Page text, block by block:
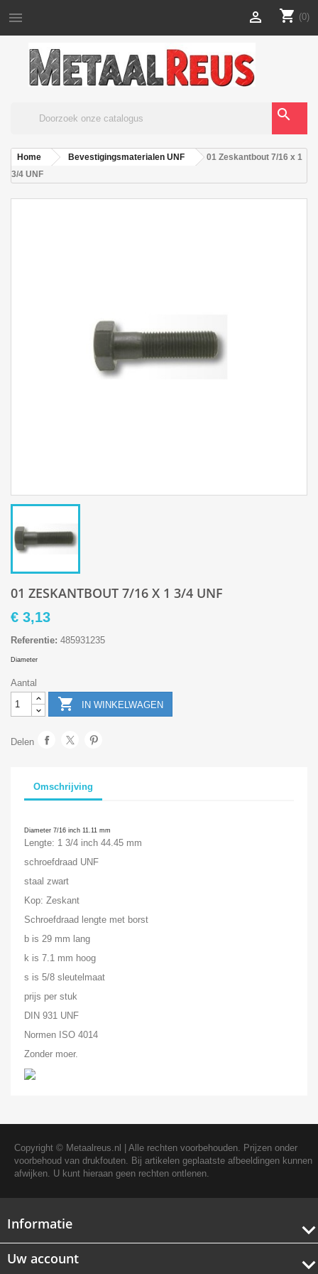
 shopping_cart (0)

search
Home Bevestigingsmaterialen UNF
01 Zeskantbout 7/16 x 1
3/4 UNF
01 ZESKANTBOUT 7/16 X 1 3/4 UNF
€ 3,13
Referentie: 485931235
Diameter
Aantal
 IN WINKELWAGEN
Delen
Omschrijving
Diameter 7/16 inch 11.11 mm
Lengte: 1 3/4 inch 44.45 mm
schroefdraad UNF
staal zwart
Kop: Zeskant
Schroefdraad lengte met borst
b is 29 mm lang
k is 7.1 mm hoog
s is 5/8 sleutelmaat
prijs per stuk
DIN 931 UNF
Normen ISO 4014
Zonder moer.
Copyright © Metaalreus.nl
| Alle rechten voorbehouden. Prijzen onder
voorbehoud van drukfouten. Bij artikelen geplaatste afbeeldingen kunnen
afwijken. U kunt hieraan geen rechten ontlenen.
Informatie
Uw account